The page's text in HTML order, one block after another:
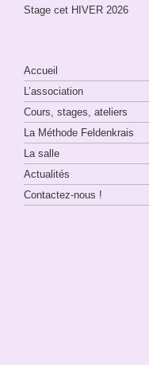
Stage cet HIVER 2026
Accueil
L’association
Cours, stages, ateliers
La Méthode Feldenkrais
La salle
Actualités
Contactez-nous !